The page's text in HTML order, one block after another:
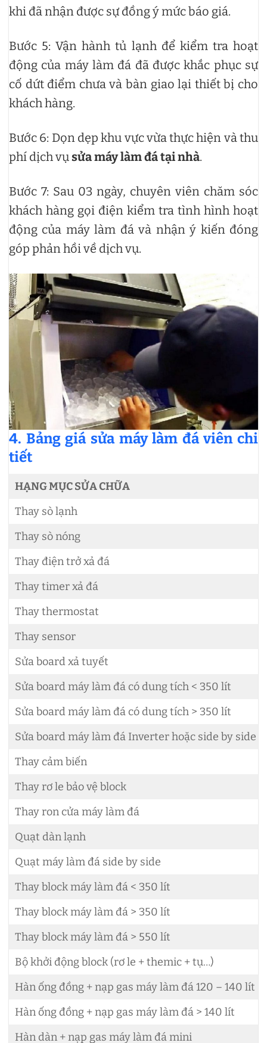
khi đã nhận được sự đồng ý mức báo giá.
Bước 5: Vận hành tủ lạnh để kiểm tra hoạt
động của máy làm đá đã được khắc phục sự
cố dứt điểm chưa và bàn giao lại thiết bị cho
khách hàng.
Bước 6: Dọn dẹp khu vực vừa thực hiện và thu
phí dịch vụsửa máy làm đá tại nhà.
Bước 7: Sau 03 ngày, chuyên viên chăm sóc
khách hàng gọi điện kiểm tra tình hình hoạt
động của máy làm đá và nhận ý kiến đóng
góp phản hồi về dịch vụ.
4. Bảng giá sửa máy làm đá viên chi
tiết
HẠNG MỤC SỬA CHỮA
Thay sò lạnh
Thay sò nóng
Thay điện trở xả đá
Thay timer xả đá
Thay thermostat
Thay sensor
Sửa board xả tuyết
Sửa board máy làm đá có dung tích < 350 lít
Sửa board máy làm đá có dung tích > 350 lít
Sửa board máy làm đá Inverter hoặc side by side
Thay cảm biến
Thay rơ le bảo vệ block
Thay ron cửa máy làm đá
Quạt dàn lạnh
Quạt máy làm đá side by side
Thay block máy làm đá < 350 lít
Thay block máy làm đá > 350 lít
Thay block máy làm đá > 550 lít
Bộ khởi động block (rơ le + themic + tụ…)
Hàn ống đồng + nạp gas máy làm đá 120 – 140 lít
Hàn ống đồng + nạp gas máy làm đá > 140 lít
Hàn dàn + nạp gas máy làm đá mini